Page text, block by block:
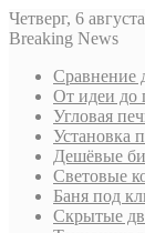
Четверг, 6
Breaking News
Сравнение
От идеи до
Угловая
Установка
Дешёвые
Световые
Баня под
Скрытые